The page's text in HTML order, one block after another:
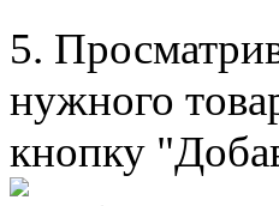
5.
нужного
кнопку